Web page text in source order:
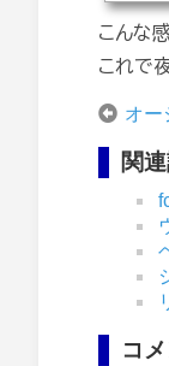
こんな
これで
オー
関
コ